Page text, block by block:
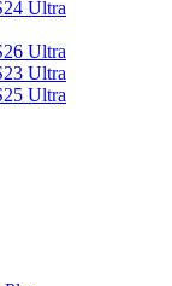
Ultra
Ultra
Ultra
Ultra